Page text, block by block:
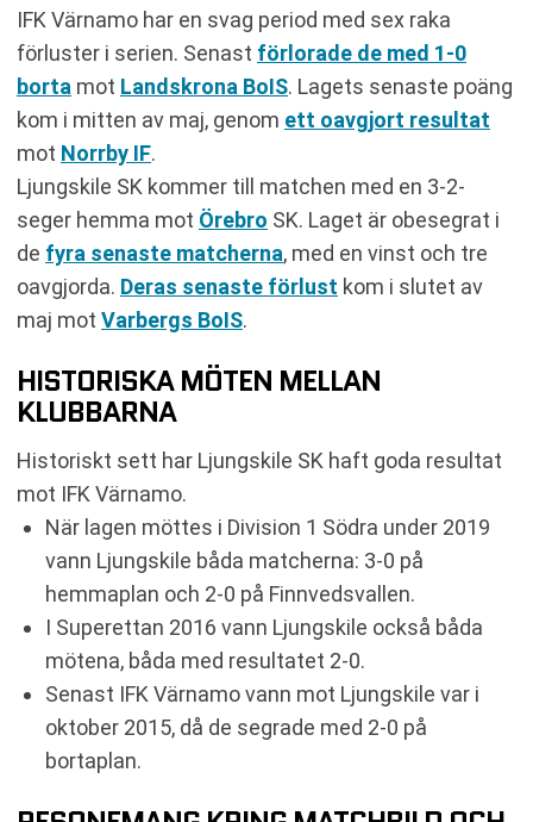
IFK Värnamo har en svag period med sex raka
förluster i serien. Senast förlorade de med 1-0
borta mot Landskrona BoIS. Lagets senaste poäng
kom i mitten av maj, genom ett oavgjort resultat
mot Norrby IF.
Ljungskile SK kommer till matchen med en 3-2-
seger hemma mot Örebro SK. Laget är obesegrat i
de fyra senaste matcherna, med en vinst och tre
oavgjorda. Deras senaste förlust kom i slutet av
maj mot Varbergs BoIS.
HISTORISKA MÖTEN MELLAN
KLUBBARNA
Historiskt sett har Ljungskile SK haft goda resultat
mot IFK Värnamo.
När lagen möttes i Division 1 Södra under 2019
vann Ljungskile båda matcherna: 3-0 på
hemmaplan och 2-0 på Finnvedsvallen.
I Superettan 2016 vann Ljungskile också båda
mötena, båda med resultatet 2-0.
Senast IFK Värnamo vann mot Ljungskile var i
oktober 2015, då de segrade med 2-0 på
bortaplan.